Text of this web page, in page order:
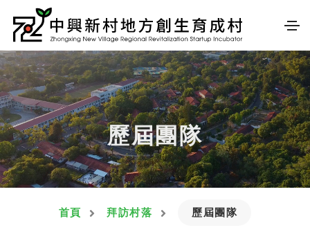
歷屆團隊
首頁 拜訪村落 歷屆團隊